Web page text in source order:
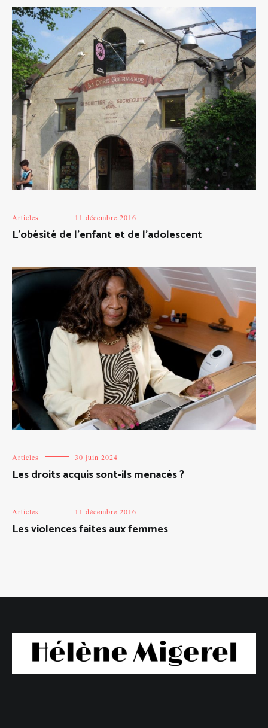
Articles 11 décembre 2016
L’obésité de l’enfant et de l’adolescent
Articles 30 juin 2024
Les droits acquis sont-ils menacés ?
Articles 11 décembre 2016
Les violences faites aux femmes